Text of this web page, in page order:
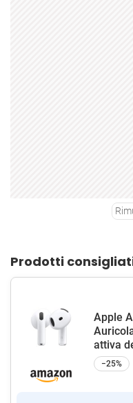
Prodotti
Apple
attiva
−25%